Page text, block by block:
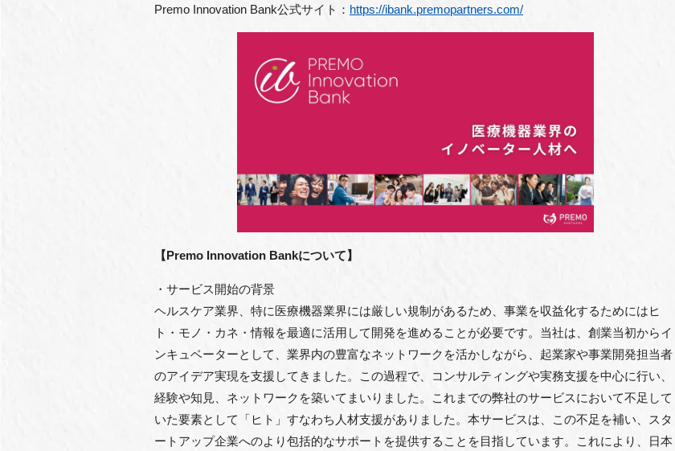
Premo Innovation Bank公式サイト： https://ibank.premopartners.com/
【Premo Innovation Bankについて】
・サービス開始の背景
ヘルスケア業界、特に医療機器業界には厳しい規制があるため、事業を収益化するためにはヒ
ト・モノ・カネ・情報を最適に活用して開発を進めることが必要です。当社は、創業当初からイ
ンキュベーターとして、業界内の豊富なネットワークを活かしながら、起業家や事業開発担当者
のアイデア実現を支援してきました。この過程で、コンサルティングや実務支援を中心に行い、
経験や知見、ネットワークを築いてまいりました。これまでの弊社のサービスにおいて不足して
いた要素として「ヒト」すなわち人材支援がありました。本サービスは、この不足を補い、スタ
ートアップ企業へのより包括的なサポートを提供することを目指しています。これにより、日本